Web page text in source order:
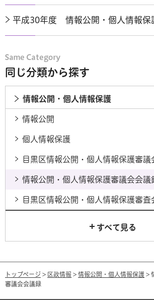
平成30年度 情報公開・個人情報保
同じ分類から探す
情報公開・個人情報保護
情報公開
個人情報保護
目黒区情報公開・個人情報保護審議
情報公開・個人情報保護審議会会議
目黒区情報公開・個人情報保護審査
すべて見る
トップページ > 区政情報 > 情報公開・個人情報保護 >
審議会会議録